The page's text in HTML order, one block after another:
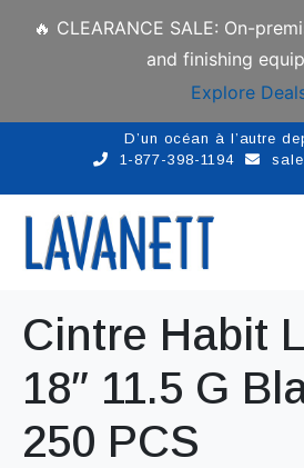
🔥 CLEARANCE SALE: On-
and finishing
Explore
D’un océan à l’autre
1-877-398-1194
Cintre Habit
18″ 11.5 G
250 PCS